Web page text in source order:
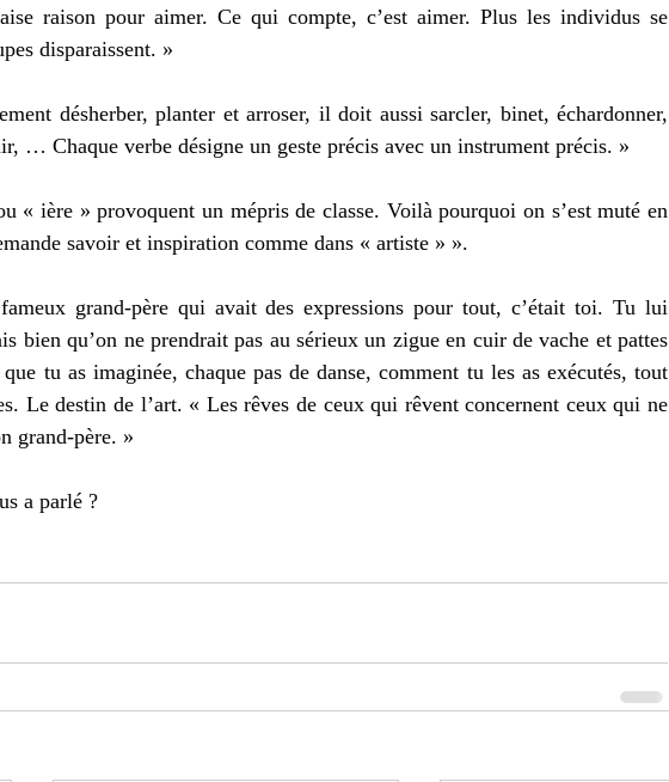
raison pour aimer. Ce qui compte, c’est aimer. Plus les individus se
disparaissent. »
désherber, planter et arroser, il doit aussi sarcler, binet, échardonner,
… Chaque verbe désigne un geste précis avec un instrument précis. »
« ière » provoquent un mépris de classe. Voilà pourquoi on s’est muté en
savoir et inspiration comme dans « artiste » ».
grand-père qui avait des expressions pour tout, c’était toi. Tu lui
bien qu’on ne prendrait pas au sérieux un zigue en cuir de vache et pattes
tu as imaginée, chaque pas de danse, comment tu les as exécutés, tout
Le destin de l’art. « Les rêves de ceux qui rêvent concernent ceux qui ne
grand-père. »
a parlé ?